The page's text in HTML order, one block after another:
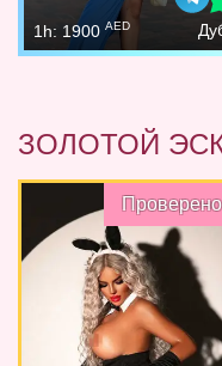
1h: 1900 AED
ЗОЛОТОЙ
Проверено